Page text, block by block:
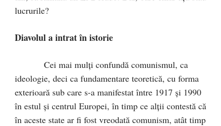
lucrurile?
Diavolul a intrat în istorie
Cei mai mulţi confundă comunismul, ca
ideologie, deci ca fundamentare teoretică, cu forma
exterioară sub care s-a manifestat între 1917 şi 1990
în estul şi centrul Europei, în timp ce alţii contestă că
în aceste state ar fi fost vreodată comunism, atât timp